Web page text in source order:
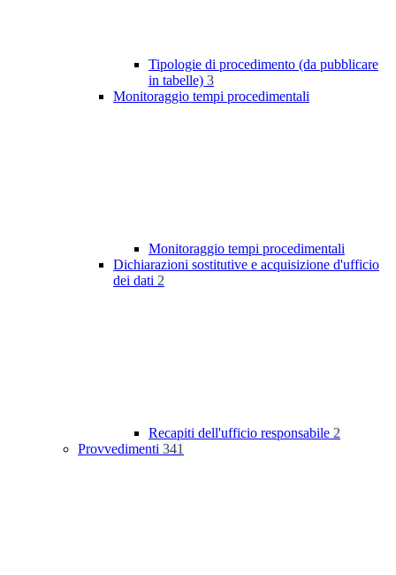
Tipologie di procedimento (da pubblicare
in tabelle) 3
Monitoraggio tempi procedimentali
Monitoraggio tempi procedimentali
Dichiarazioni sostitutive e acquisizione d'ufficio
dei dati 2
Recapiti dell'ufficio responsabile 2
Provvedimenti 341